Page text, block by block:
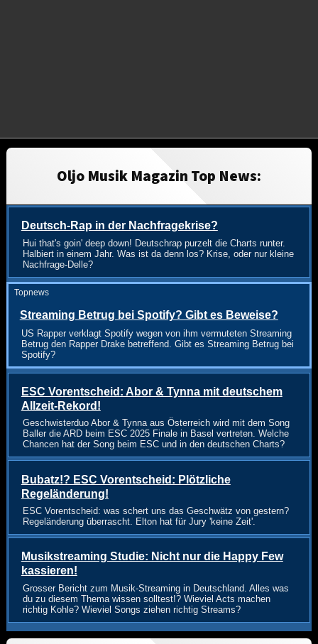
Oljo Musik Magazin Top News:
Deutsch-Rap in der Nachfragekrise?
Hui that's goin' deep down! Deutschrap purzelt die Charts runter.
Halbiert in einem Jahr. Was ist da denn los? Krise, oder nur kleine
Nachfrage-Delle?
Topnews
Streaming Betrug bei Spotify? Gibt es Beweise?
US Rapper verklagt Spotify wegen von ihm vermuteten Streaming
Betrug den Rapper Drake betreffend. Gibt es Streaming Betrug bei
Spotify?
ESC Vorentscheid: Abor & Tynna mit deutschem
Allzeit-Rekord!
Geschwisterduo Abor & Tynna aus Österreich wird mit dem Song
Baller die ARD beim ESC 2025 Finale in Basel vertreten. Welche
Chancen hat der Song beim ESC und in den deutschen Charts?
Bubatz!? ESC Vorentscheid: Plötzliche
Regeländerung!
ESC Vorentscheid: was schert uns das Geschwätz von gestern?
Regeländerung überrascht. Elton hat für Jury 'keine Zeit'.
Musikstreaming Studie: Nicht nur die Happy Few
kassieren!
Grosser Bericht zum Musik-Streaming in Deutschland. Alles was
du zu diesem Thema wissen solltest!? Wieviel Acts machen
richtig Kohle? Wieviel Songs ziehen richtig Streams?